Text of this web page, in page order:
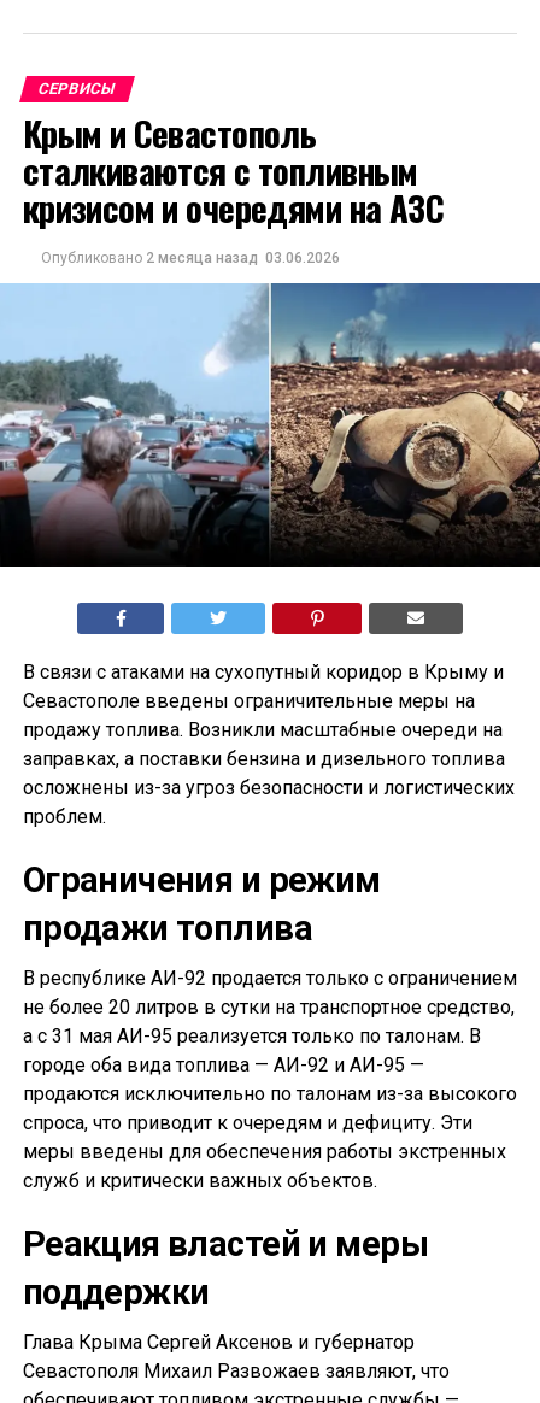
СЕРВИСЫ
Крым и Севастополь
сталкиваются с топливным
кризисом и очередями на АЗС
Опубликовано 2 месяца назад 03.06.2026
В связи с атаками на сухопутный коридор в Крыму и
Севастополе введены ограничительные меры на
продажу топлива. Возникли масштабные очереди на
заправках, а поставки бензина и дизельного топлива
осложнены из-за угроз безопасности и логистических
проблем.
Ограничения и режим
продажи топлива
В республике АИ-92 продается только с ограничением
не более 20 литров в сутки на транспортное средство,
а с 31 мая АИ-95 реализуется только по талонам. В
городе оба вида топлива — АИ-92 и АИ-95 —
продаются исключительно по талонам из-за высокого
спроса, что приводит к очередям и дефициту. Эти
меры введены для обеспечения работы экстренных
служб и критически важных объектов.
Реакция властей и меры
поддержки
Глава Крыма Сергей Аксенов и губернатор
Севастополя Михаил Развожаев заявляют, что